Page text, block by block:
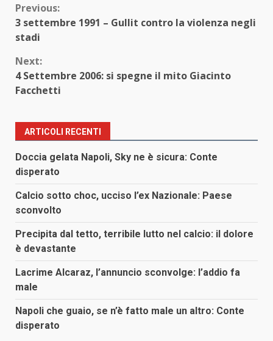
Continue
Reading
Previous:
3 settembre 1991 – Gullit contro la violenza negli
stadi
Next:
4 Settembre 2006: si spegne il mito Giacinto
Facchetti
ARTICOLI RECENTI
Doccia gelata Napoli, Sky ne è sicura: Conte
disperato
Calcio sotto choc, ucciso l’ex Nazionale: Paese
sconvolto
Precipita dal tetto, terribile lutto nel calcio: il dolore
è devastante
Lacrime Alcaraz, l’annuncio sconvolge: l’addio fa
male
Napoli che guaio, se n’è fatto male un altro: Conte
disperato